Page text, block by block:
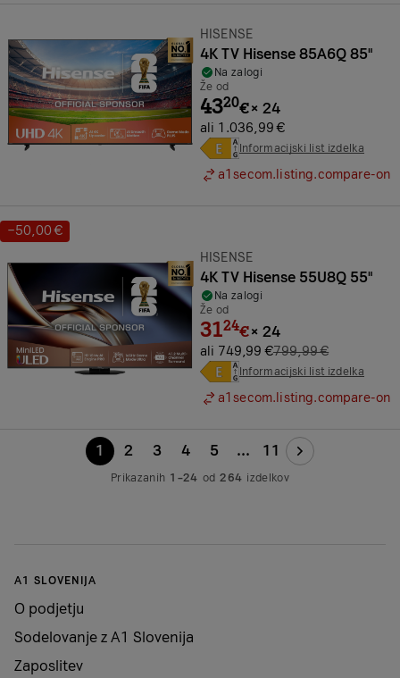
Znamka:
HISENSE
4K TV Hisense 85A6Q 85"
Na zalogi
Že od
4320€× 24
ali 1.036,99 €
Informacijski list izdelka
a1secom.listing.compare-on
Prihranek:
−50,00 €
Znamka:
HISENSE
4K TV Hisense 55U8Q 55"
Na zalogi
Že od
3124€× 24
ali 749,99 €799,99 €
Informacijski list izdelka
a1secom.listing.compare-on
1 2 3 4 5 ... 11
Prikazanih 1–24 od 264 izdelkov
A1 SLOVENIJA
O podjetju
Sodelovanje z A1 Slovenija
Zaposlitev